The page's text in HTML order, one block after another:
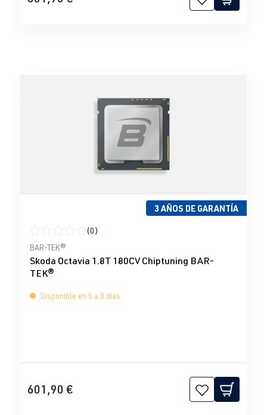
3 AÑOS DE GARANTÍA
Calificación promedio de 0 de 5 estrellas
(0)
BAR-TEK®
Skoda Octavia 1.8T 180CV Chiptuning BAR-
TEK®
Disponible en 5 a 8 días
601,90 €